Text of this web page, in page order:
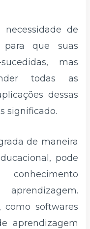
necessidade de
para que suas
mas
todas as
dessas
significado.
de maneira
pode
como softwares
aprendizagem